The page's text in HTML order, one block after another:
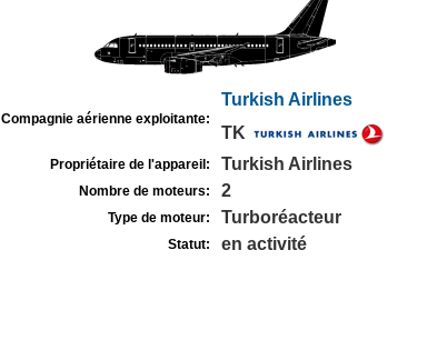
Compagnie aérienne exploitante:
Turkish Airlines
TK
Propriétaire de l'appareil: Turkish Airlines
Nombre de moteurs: 2
Type de moteur: Turboréacteur
Statut: en activité